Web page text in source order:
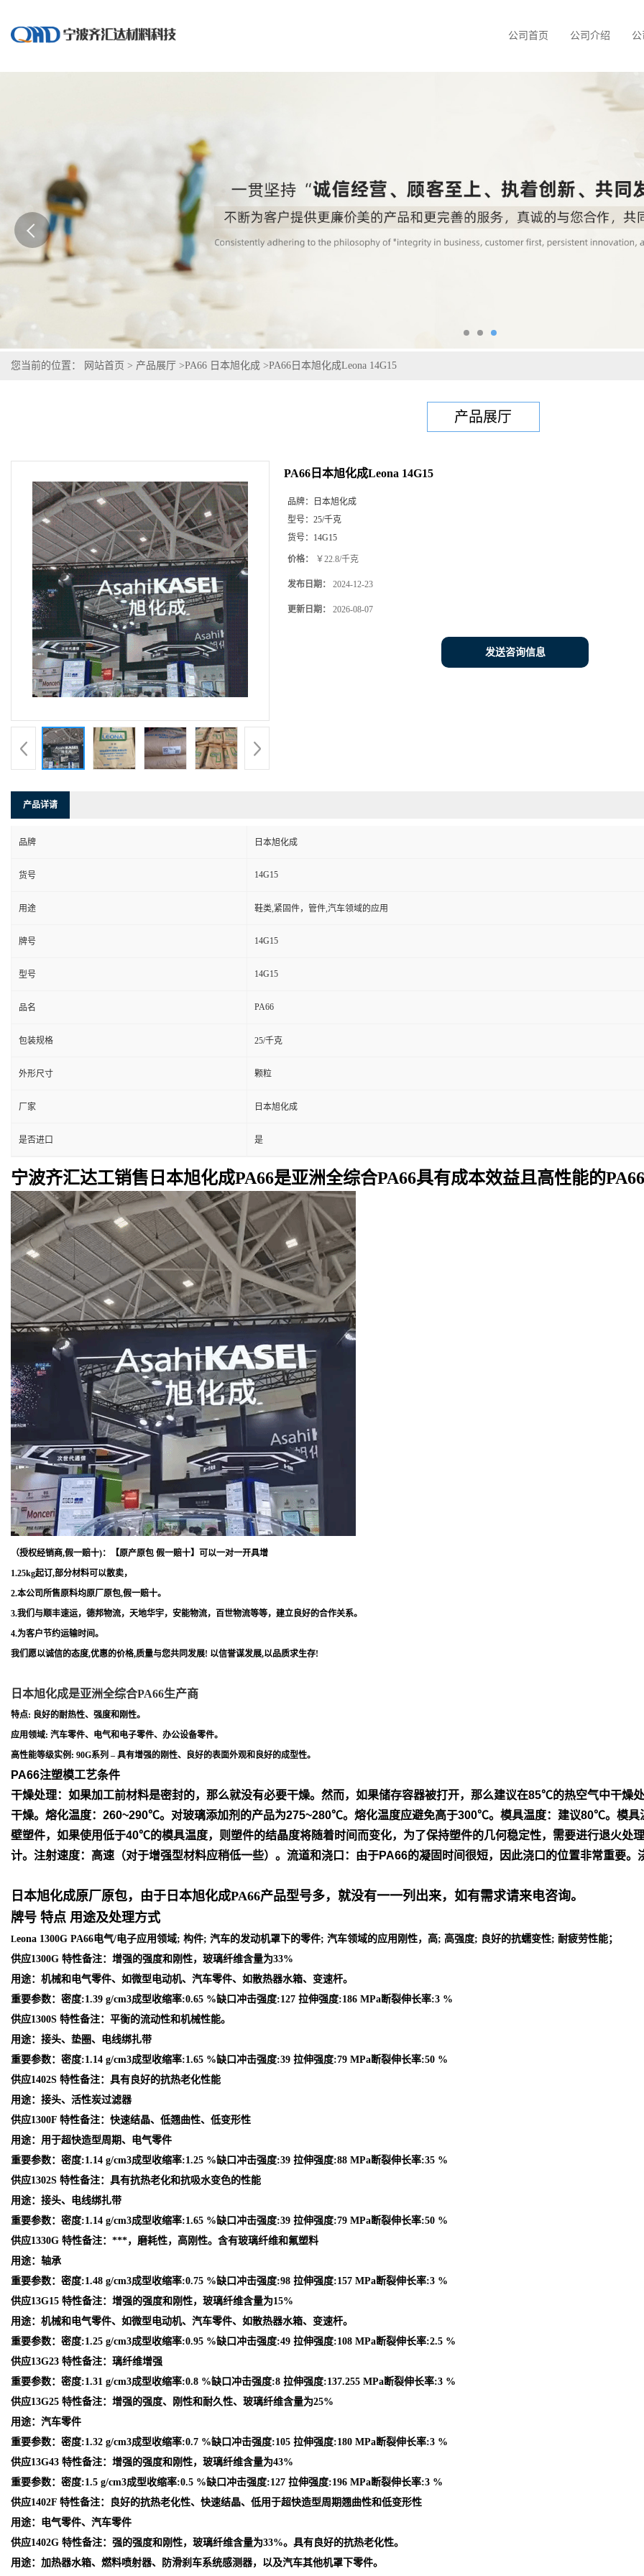
公司首页 公司介绍
您当前的位置： 网站首页 > 产品展厅 >PA66 日本旭化成 >PA66日本旭化成Leona 14G15
产品展厅
PA66日本旭化成Leona 14G15
品牌：
日本旭化成
型号： 25/千克
货号： 14G15
价格： ￥22.8/千克
发布日期： 2024-12-23
更新日期： 2026-08-07
发送咨询信息
产品详请
品牌 日本旭化成
货号 14G15
用途 鞋类,紧固件，管件,汽车领域的应用
牌号 14G15
型号 14G15
品名 PA66
包装规格 25/千克
外形尺寸 颗粒
厂家 日本旭化成
是否进口 是
宁波齐汇达工销售日本旭化成PA66是亚洲全综合PA66具有成本效益且高性能的
（授权经销商,假一赔十)：【原产原包 假一赔十】可以一对一开具增
1.25kg起订,部分材料可以散卖，
2.本公司所售原料均原厂原包,假一赔十。
3.我们与顺丰速运，德邦物流，天地华宇，安能物流，百世物流等等，建立良好的合作关系。
4.为客户节约运输时间。
我们愿以诚信的态度,优惠的价格,质量与您共同发展! 以信誉谋发展,以品质求生存!
日本旭化成是亚洲全综合PA66生产商
特点: 良好的耐热性、强度和刚性。
应用领域: 汽车零件、电气和电子零件、办公设备零件。
高性能等级实例: 90G系列 – 具有增强的刚性、良好的表面外观和良好的成型性。
PA66注塑模工艺条件
干燥处理：如果加工前材料是密封的，那么就没有必要干燥。然而，如果储存容器被打开，那么建议在85℃的热空气中干燥处
干燥。 熔化温度：260~290℃。对玻璃添加剂的产品为275~280℃。熔化温度应避免高于300℃。模具温度：建议80℃。模具
壁塑件，如果使用低于40℃的模具温度，则塑件的结晶度将随着时间而变化，为了保持塑件的几何稳定性，需要进行退火处
计。 注射速度：高速（对于增强型材料应稍低一些）。流道和浇口：由于PA66的凝固时间很短，因此浇口的位置非常重要。
日本旭化成原厂原包，由于日本旭化成PA66产品型号多，就没有一一列出来，如有需求请来电咨询。
牌号 特点 用途及处理方式
Leona 1300G PA66电气/电子应用领域; 构件; 汽车的发动机罩下的零件; 汽车领域的应用刚性，高; 高强度; 良好的抗蠕变性; 耐疲劳性能；
供应1300G 特性备注：增强的强度和刚性，玻璃纤维含量为33%
用途：机械和电气零件、如微型电动机、汽车零件、如散热器水箱、变速杆。
重要参数：密度:1.39 g/cm3成型收缩率:0.65 %缺口冲击强度:127 拉伸强度:186 MPa断裂伸长率:3 %
供应1300S 特性备注：平衡的流动性和机械性能。
用途：接头、垫圈、电线绑扎带
重要参数：密度:1.14 g/cm3成型收缩率:1.65 %缺口冲击强度:39 拉伸强度:79 MPa断裂伸长率:50 %
供应1402S 特性备注：具有良好的抗热老化性能
用途：接头、活性炭过滤器
供应1300F 特性备注：快速结晶、低翘曲性、低变形性
用途：用于超快造型周期、电气零件
重要参数：密度:1.14 g/cm3成型收缩率:1.25 %缺口冲击强度:39 拉伸强度:88 MPa断裂伸长率:35 %
供应1302S 特性备注：具有抗热老化和抗吸水变色的性能
用途：接头、电线绑扎带
重要参数：密度:1.14 g/cm3成型收缩率:1.65 %缺口冲击强度:39 拉伸强度:79 MPa断裂伸长率:50 %
供应1330G 特性备注：***，磨耗性，高刚性。含有玻璃纤维和氟塑料
用途：轴承
重要参数：密度:1.48 g/cm3成型收缩率:0.75 %缺口冲击强度:98 拉伸强度:157 MPa断裂伸长率:3 %
供应13G15 特性备注：增强的强度和刚性，玻璃纤维含量为15%
用途：机械和电气零件、如微型电动机、汽车零件、如散热器水箱、变速杆。
重要参数：密度:1.25 g/cm3成型收缩率:0.95 %缺口冲击强度:49 拉伸强度:108 MPa断裂伸长率:2.5 %
供应13G23 特性备注：璃纤维增强
重要参数：密度:1.31 g/cm3成型收缩率:0.8 %缺口冲击强度:8 拉伸强度:137.255 MPa断裂伸长率:3 %
供应13G25 特性备注：增强的强度、刚性和耐久性、玻璃纤维含量为25%
用途：汽车零件
重要参数：密度:1.32 g/cm3成型收缩率:0.7 %缺口冲击强度:105 拉伸强度:180 MPa断裂伸长率:3 %
供应13G43 特性备注：增强的强度和刚性，玻璃纤维含量为43%
重要参数：密度:1.5 g/cm3成型收缩率:0.5 %缺口冲击强度:127 拉伸强度:196 MPa断裂伸长率:3 %
供应1402F 特性备注：良好的抗热老化性、快速结晶、低用于超快造型周期翘曲性和低变形性
用途：电气零件、汽车零件
供应1402G 特性备注：强的强度和刚性，玻璃纤维含量为33%。具有良好的抗热老化性。
用途：加热器水箱、燃料喷射器、防滑刹车系统感测器，以及汽车其他机罩下零件。